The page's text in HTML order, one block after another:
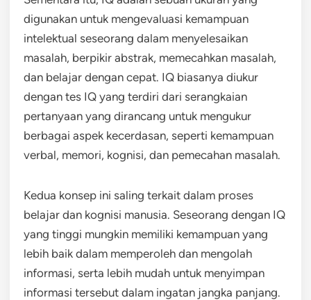
digunakan untuk mengevaluasi kemampuan
intelektual seseorang dalam menyelesaikan
masalah, berpikir abstrak, memecahkan masalah,
dan belajar dengan cepat. IQ biasanya diukur
dengan tes IQ yang terdiri dari serangkaian
pertanyaan yang dirancang untuk mengukur
berbagai aspek kecerdasan, seperti kemampuan
verbal, memori, kognisi, dan pemecahan masalah.
Kedua konsep ini saling terkait dalam proses
belajar dan kognisi manusia. Seseorang dengan IQ
yang tinggi mungkin memiliki kemampuan yang
lebih baik dalam memperoleh dan mengolah
informasi, serta lebih mudah untuk menyimpan
informasi tersebut dalam ingatan jangka panjang.